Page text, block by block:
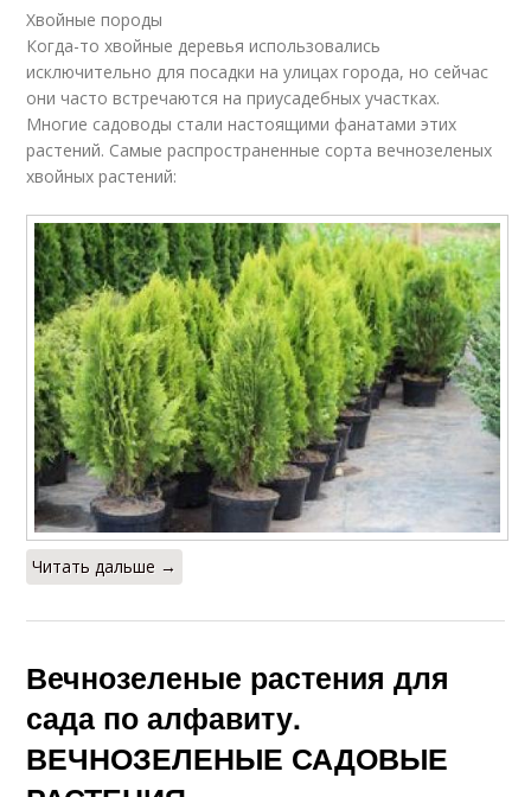
Хвойные породы
Когда-то хвойные деревья использовались
исключительно для посадки на улицах города, но сейчас
они часто встречаются на приусадебных участках.
Многие садоводы стали настоящими фанатами этих
растений. Самые распространенные сорта вечнозеленых
хвойных растений:
Читать дальше →
Вечнозеленые растения для
сада по алфавиту.
ВЕЧНОЗЕЛЕНЫЕ САДОВЫЕ